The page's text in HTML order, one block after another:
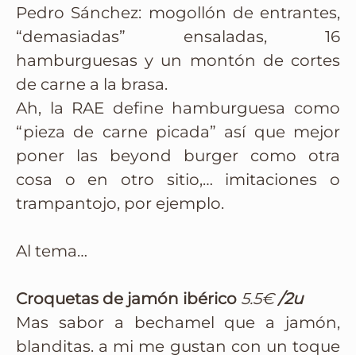
Pedro Sánchez: mogollón de entrantes,
“demasiadas” ensaladas, 16
hamburguesas y un montón de cortes
de carne a la brasa.
Ah, la RAE define hamburguesa como
“pieza de carne picada” así que mejor
poner las beyond burger como otra
cosa o en otro sitio,… imitaciones o
trampantojo, por ejemplo.
Al tema…
Croquetas de jamón ibérico 5.5€/2u
Mas sabor a bechamel que a jamón,
blanditas. a mi me gustan con un toque